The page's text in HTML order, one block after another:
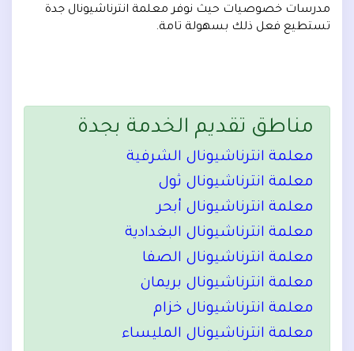
مدرسات خصوصيات حيث نوفر معلمة انترناشيونال جدة
تستطيع فعل ذلك بسهولة تامة.
مناطق تقديم الخدمة بجدة
معلمة انترناشيونال الشرفية
معلمة انترناشيونال ثول
معلمة انترناشيونال أبحر
معلمة انترناشيونال البغدادية
معلمة انترناشيونال الصفا
معلمة انترناشيونال بريمان
معلمة انترناشيونال خزام
معلمة انترناشيونال المليساء